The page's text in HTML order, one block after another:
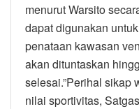
menurut Warsito
dapat digunakan
penataan kawasan
akan dituntaskan
selesai.”Perihal sikap
nilai sportivitas,